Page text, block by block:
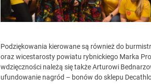
Podziękowania kierowane są również do
oraz wicestarosty powiatu rybnickiego Marka
wdzięczności należą się także Arturowi
ufundowanie nagród – bonów do sklepu